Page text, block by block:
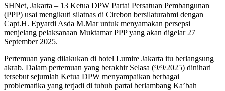
SHNet, Jakarta – 13 Ketua DPW Partai Persatuan Pembangunan
(PPP) usai mengikuti silatnas di Cirebon bersilaturahmi dengan
Capt.H. Epyardi Asda M.Mar untuk menyamakan persepsi
menjelang pelaksanaan Muktamar PPP yang akan digelar 27
September 2025.
Pertemuan yang dilakukan di hotel Lumire Jakarta itu berlangsung
akrab. Dalam pertemuan yang berakhir Selasa (9/9/2025) dinihari
tersebut sejumlah Ketua DPW menyampaikan berbagai
problematika yang terjadi di tubuh partai berlambang Ka’bah